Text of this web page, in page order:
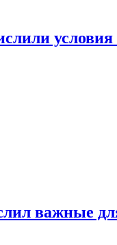
важные